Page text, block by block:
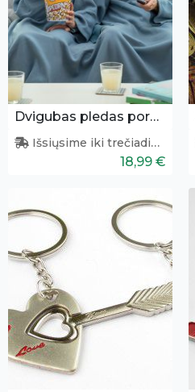
Dvigubas pledas poroms
Išsiųsime iki trečiadienio
18,99 €